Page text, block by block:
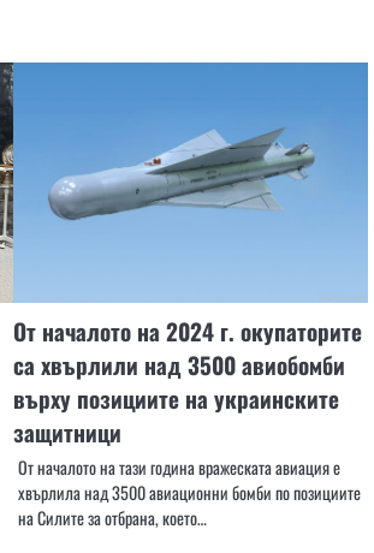
От началото на 2024 г. окупаторите
са хвърлили над 3500 авиобомби
върху позициите на украинските
защитници
От началото на тази година вражеската авиация е
хвърлила над 3500 авиационни бомби по позициите
на Силите за отбрана, което…